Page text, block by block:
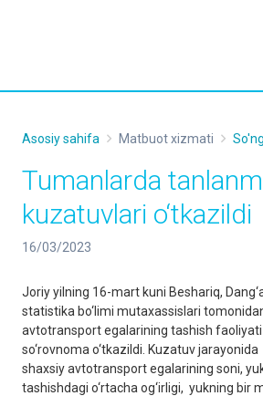
Asosiy sahifa Matbuot xizmati
Tumanlarda
kuzatuvlari o‘tkazildi
16/03/2023
Joriy yilning 16-mart kuni Beshariq,
statistika bo‘limi mutaxassislari
avtotransport egalarining tashish faoliyati
so‘rovnoma o‘tkazildi. Kuzatuv
shaxsiy avtotransport egalarining soni,
tashishdagi o‘rtacha og‘irligi, yukning bir